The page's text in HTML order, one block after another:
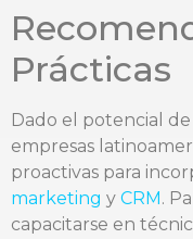
Prácticas
Dado el potencial
empresas
proactivas para
marketing y CRM .
capacitarse en